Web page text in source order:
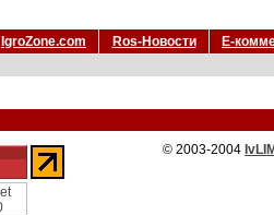
IgroZone.com Ros-Новости
Е-
© 2003-2004